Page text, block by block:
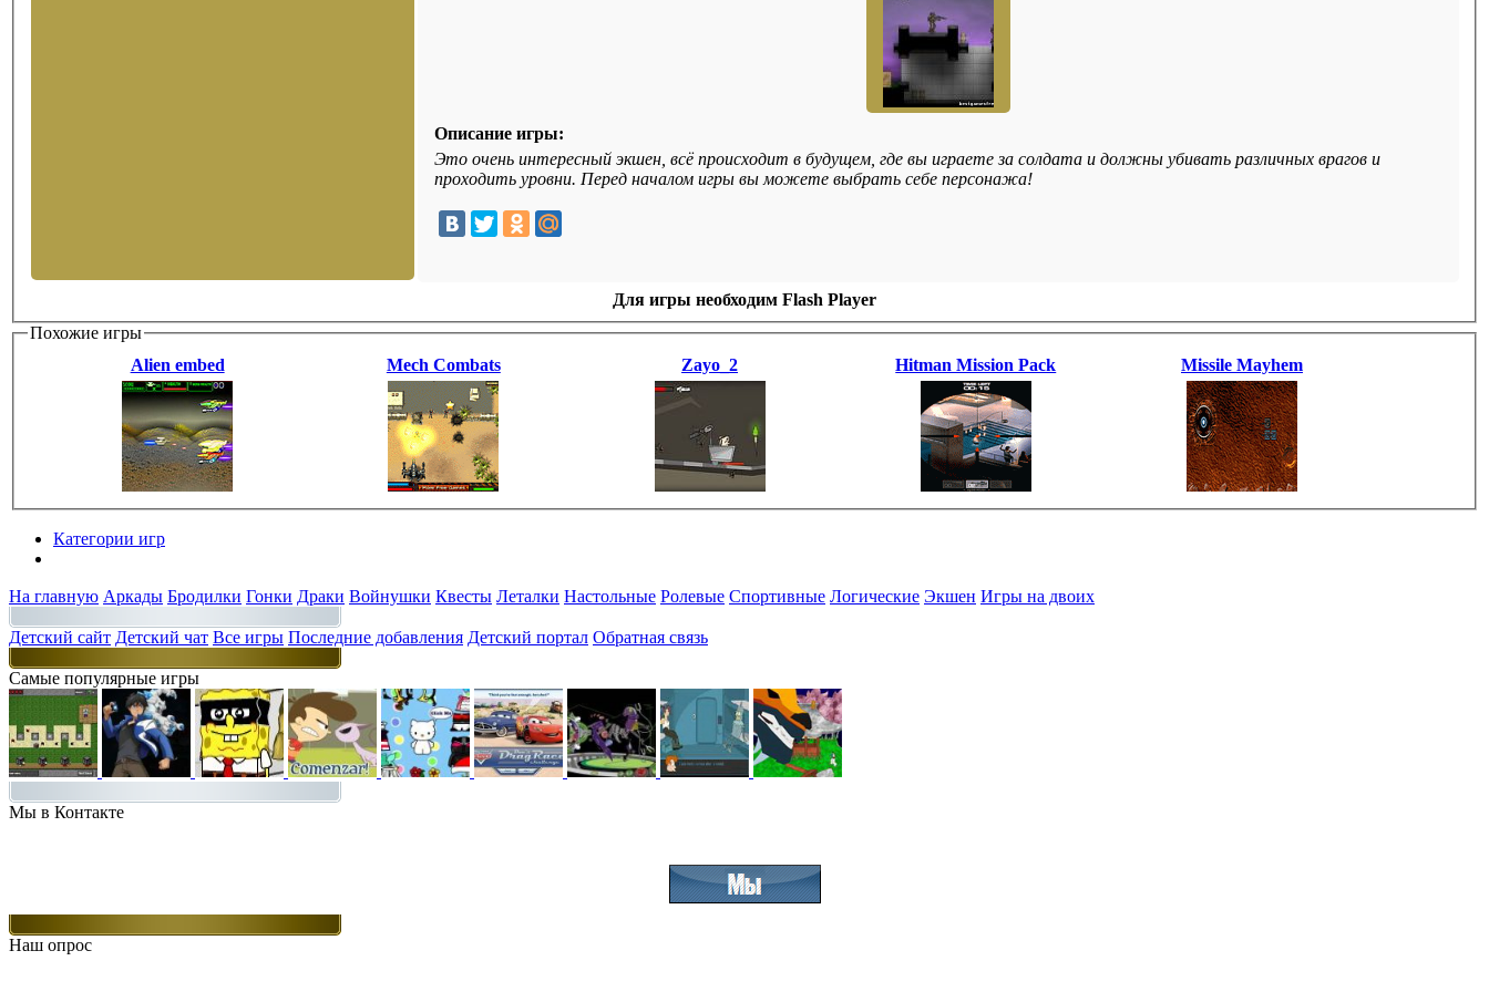
Описание игры:
Это очень интересный экшен, всё происходит в будущем, где вы играете за солдата и должны убивать различных врагов и
проходить уровни. Перед началом игры вы можете выбрать себе персонажа!
Для игры необходим Flash Player
Похожие игры
Alien embed
Mech Combats Zayo_2 Hitman Mission Pack Missile Mayhem
Категории игр
На главную Аркады Бродилки Гонки Драки Войнушки Квесты Леталки Настольные Ролевые Спортивные Логические Экшен Игры на двоих
Детский сайт Детский чат Все игры Последние добавления Детский портал Обратная связь
Самые популярные игры
Мы в Контакте
Наш опрос